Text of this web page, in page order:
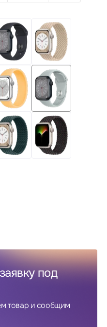
под
товар и сообщим